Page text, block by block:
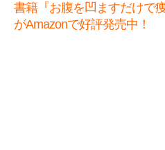
書籍『お腹を凹ますだけで
がAmazonで好評発売中！